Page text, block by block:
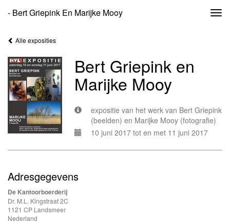
- Bert Griepink En Marijke Mooy
Alle exposities
Bert Griepink en
Marijke Mooy
expositie van het werk van Bert Griepink
(beelden) en Marijke Mooy (fotografie)
10 juni 2017 tot en met 11 juni 2017
Adresgegevens
De Kantoorboerderij
Dr. M.L. Kingstraat 2C
1121 CP Landsmeer
Nederland